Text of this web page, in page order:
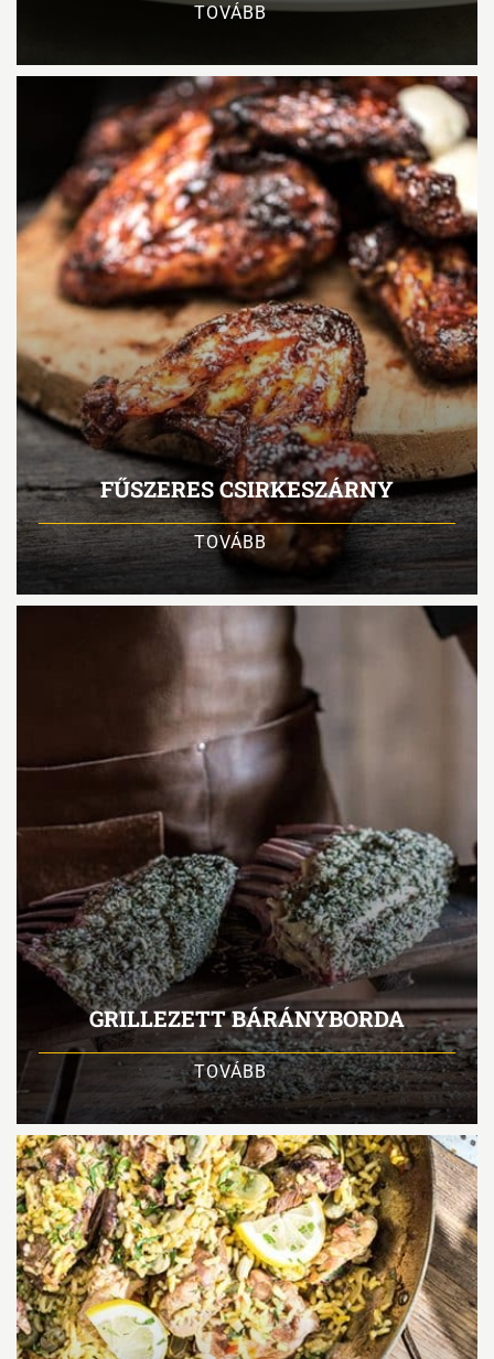
TOVÁBB
FŰSZERES CSIRKESZÁRNY
TOVÁBB
GRILLEZETT BÁRÁNYBORDA
TOVÁBB